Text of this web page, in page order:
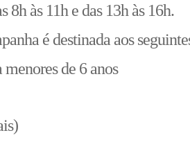
8h às 11h e das 13h às 16h.
é destinada aos
menores de 6 anos